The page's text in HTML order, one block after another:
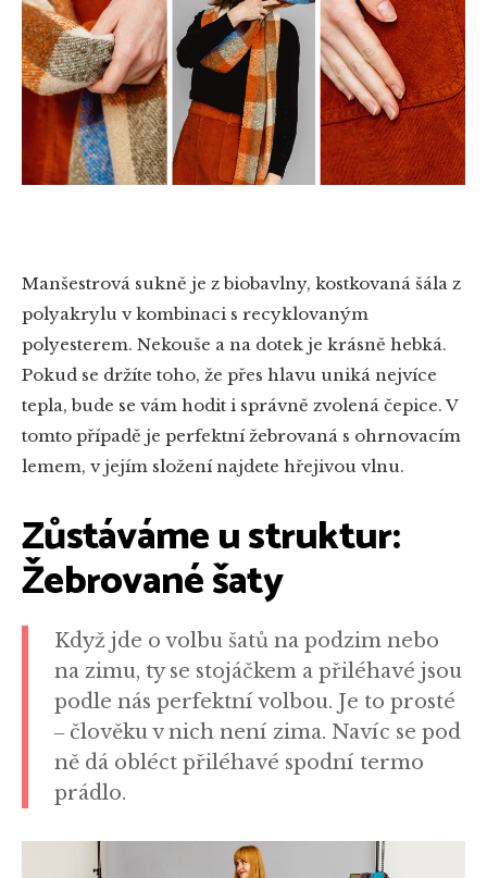
Manšestrová sukně je z biobavlny, kostkovaná šála z
polyakrylu v kombinaci s recyklovaným
polyesterem. Nekouše a na dotek je krásně hebká.
Pokud se držíte toho, že přes hlavu uniká nejvíce
tepla, bude se vám hodit i správně zvolená čepice. V
tomto případě je perfektní žebrovaná s ohrnovacím
lemem, v jejím složení najdete hřejivou vlnu.
Zůstáváme u struktur:
Žebrované šaty
Když jde o volbu šatů na podzim nebo
na zimu, ty se stojáčkem a přiléhavé jsou
podle nás perfektní volbou. Je to prosté
‒ člověku v nich není zima. Navíc se pod
ně dá obléct přiléhavé spodní termo
prádlo.